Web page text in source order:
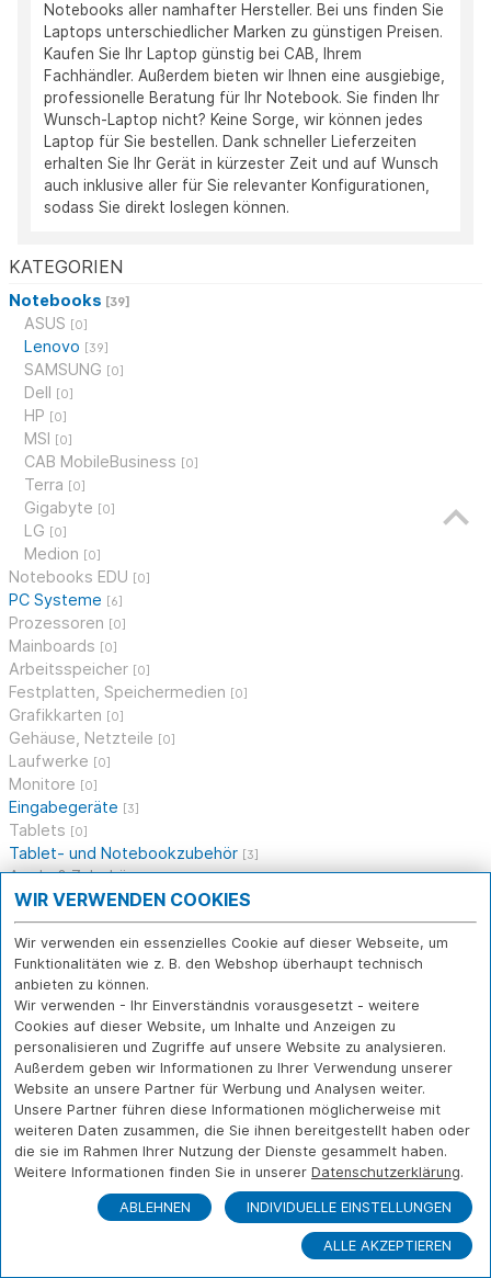
KATEGORIEN
Notebooks [39]
ASUS [0]
Lenovo [39]
SAMSUNG [0]
Dell [0]
HP [0]
MSI [0]
CAB MobileBusiness [0]
Terra [0]
Gigabyte [0]
LG [0]
Medion [0]
Notebooks EDU [0]
PC Systeme [6]
Prozessoren [0]
Mainboards [0]
Arbeitsspeicher [0]
Festplatten, Speichermedien [0]
Grafikkarten [0]
Gehäuse, Netzteile [0]
Laufwerke [0]
Monitore [0]
Eingabegeräte [3]
Tablets [0]
Tablet- und Notebookzubehör [3]
Apple & Zubehör[0]
Drucker, Scanner, Multifunktion[0]
Software[0]
Netzwerk[0]
Multimedia[0]
Gebrauchtes[0]
Telekommunikation
Kabel, I/O, Sonstiges [0]
Sonstiges [0]
Notebooks aller namhafter Hersteller. Bei uns finden Sie
Laptops unterschiedlicher Marken zu günstigen Preisen.
Kaufen Sie Ihr Laptop günstig bei CAB, Ihrem
Fachhändler. Außerdem bieten wir Ihnen eine ausgiebige,
professionelle Beratung für Ihr Notebook. Sie finden Ihr
Wunsch-Laptop nicht? Keine Sorge, wir können jedes
Laptop für Sie bestellen. Dank schneller Lieferzeiten
erhalten Sie Ihr Gerät in kürzester Zeit und auf Wunsch
auch inklusive aller für Sie relevanter Konfigurationen,
sodass Sie direkt loslegen können.
SHOP NOTEBOOKS
Das CAB IT-Systemhaus betreut als ganzheitlicher IT-
Berater kleine und mittelständische Unternehmen bei der
Digitalisierung, Automatisierung und Transformation Ihrer IT
in Richtung digitaler Zukunft. Mit einer leistungsstarken und
WIR VERWENDEN COOKIES
Wir verwenden ein essenzielles Cookie auf dieser Webseite, um
Funktionalitäten wie z. B. den Webshop überhaupt technisch
anbieten zu können.
Wir verwenden - Ihr Einverständnis vorausgesetzt - weitere
Cookies auf dieser Website, um Inhalte und Anzeigen zu
personalisieren und Zugriffe auf unsere Website zu analysieren.
Außerdem geben wir Informationen zu Ihrer Verwendung unserer
Website an unsere Partner für Werbung und Analysen weiter.
Unsere Partner führen diese Informationen möglicherweise mit
weiteren Daten zusammen, die Sie ihnen bereitgestellt haben oder
die sie im Rahmen Ihrer Nutzung der Dienste gesammelt haben.
Weitere Informationen finden Sie in unserer Datenschutzerklärung.
ABLEHNEN INDIVIDUELLE EINSTELLUNGEN
ALLE AKZEPTIEREN